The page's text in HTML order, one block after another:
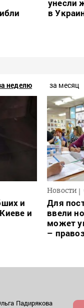
унесли
в
неделю за месяц
и
и
Новости
Для
ввели
может
–
Падирякова